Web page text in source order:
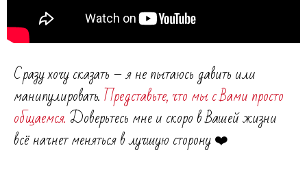
Сразу хочу сказать – я не пытаюсь давить или
манипулировать.Представьте, что мы с Вами просто
общаемся.Доверьтесь мне и скоро в Вашей жизни
всё начнет меняться в лучшую сторону ❤️